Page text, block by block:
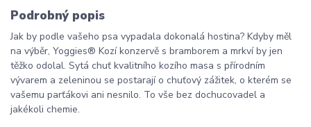
Podrobný popis
Jak by podle vašeho psa vypadala dokonalá hostina? Kdyby měl
na výběr, Yoggies® Kozí konzervě s bramborem a mrkví by jen
těžko odolal. Sytá chuť kvalitního kozího masa s přírodním
vývarem a zeleninou se postarají o chuťový zážitek, o kterém se
vašemu parťákovi ani nesnilo. To vše bez dochucovadel a
jakékoli chemie.